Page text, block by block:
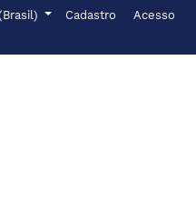
principal
de Cadastro Acesso